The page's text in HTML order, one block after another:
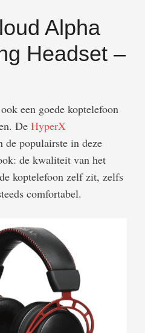
Alpha
Headset –
een goede koptelefoon
De HyperX
de populairste in deze
de kwaliteit van het
koptelefoon zelf zit, zelfs
comfortabel.